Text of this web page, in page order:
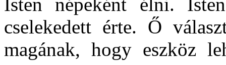
cselekedett érte. Ő
magának, hogy eszköz